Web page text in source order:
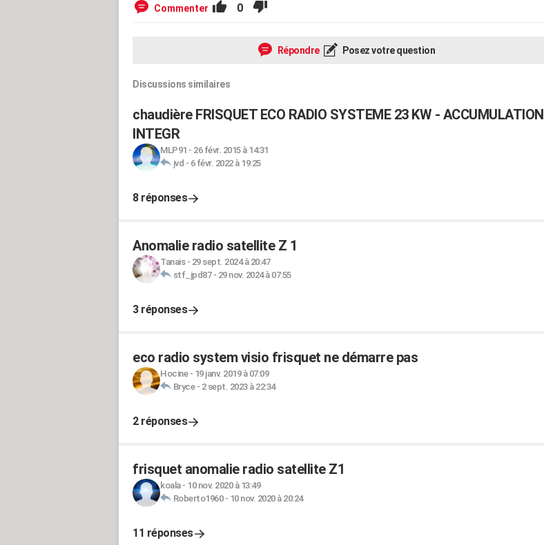
Commenter 0
Répondre Posez votre question
Discussions similaires
chaudière FRISQUET ECO RADIO SYSTEME 23 KW - ACCUMULATION
INTEGR
MLP91 - 26 févr. 2015 à 14:31
jvd - 6 févr. 2022 à 19:25
8 réponses
Anomalie radio satellite Z 1
Tanais- 29 sept. 2024 à 20:47
stf_jpd87- 29 nov. 2024 à 07:55
3 réponses
eco radio system visio frisquet ne démarre pas
Hocine- 19 janv. 2019 à 07:09
Bryce- 2 sept. 2023 à 22:34
2 réponses
frisquet anomalie radio satellite Z1
koala- 10 nov. 2020 à 13:49
Roberto1960- 10 nov. 2020 à 20:24
11 réponses